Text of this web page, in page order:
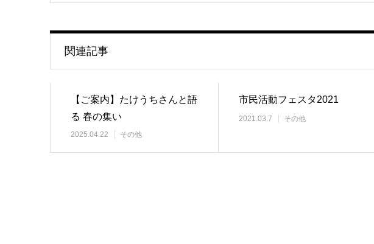
関連記事
【ご案内】たけうちさんと語
る 春の集い
2025.04.22 その他
市民活動フェスタ2021
2021.03.7 その他